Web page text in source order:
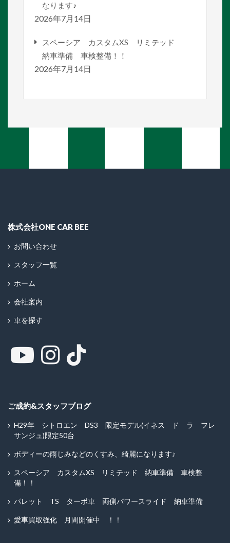
なります♪
2026年7月14日
スペーシア カスタムXS リミテッド
納車準備 車検整備！！
2026年7月14日
株式会社ONE CAR BEE
お問い合わせ
スタッフ一覧
ホーム
会社案内
車を探す
ご成約&スタッフブログ
H29年 シトロエン DS3 限定モデル(イネス ド ラ フレ
サンジュ)限定50台
ボディーの雨じみなどのくすみ、綺麗になります♪
スペーシア カスタムXS リミテッド 納車準備 車検整
備！！
パレット TS ターボ車 両側パワースライド 納車準備
愛車買取強化 月間開催中 ！！